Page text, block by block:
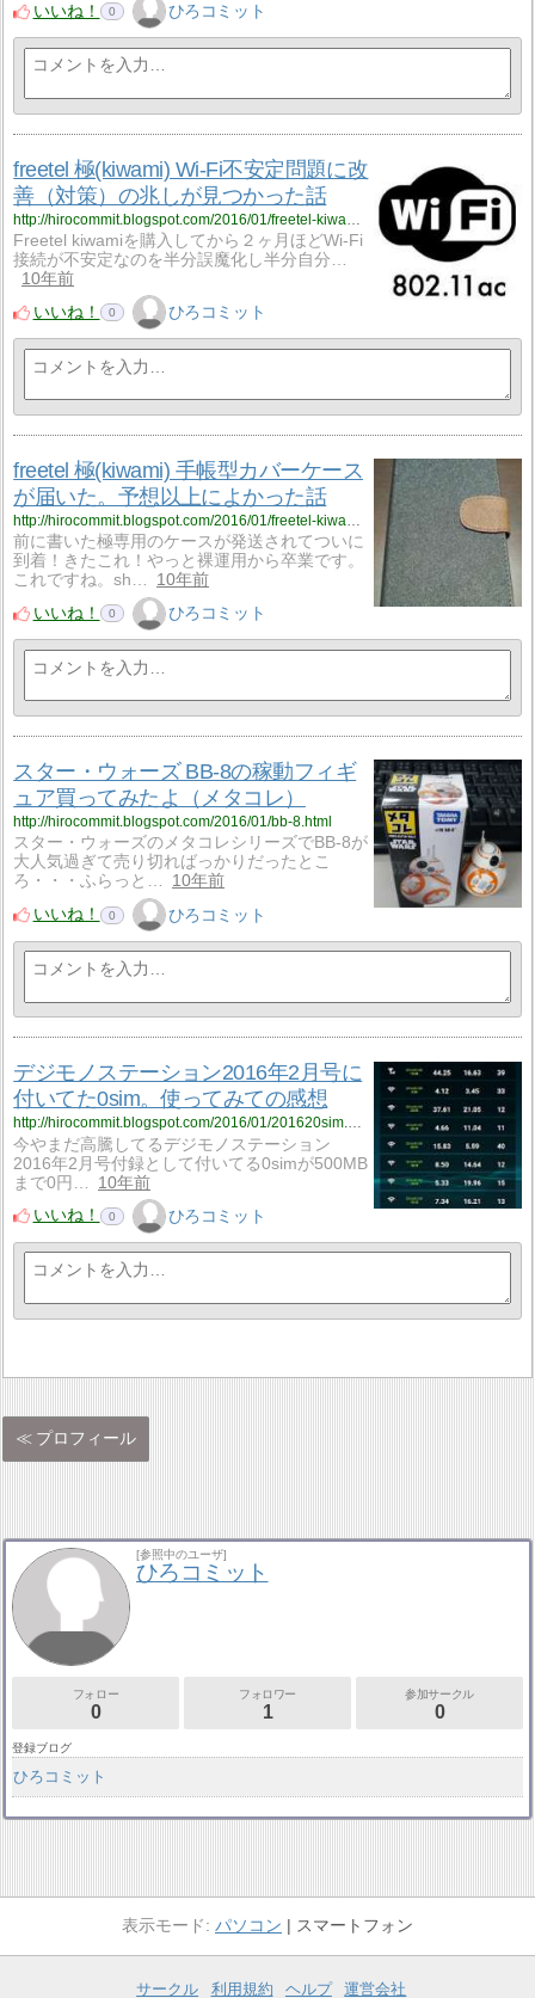
いいね！
0 ひろコミット
freetel 極(kiwami) Wi-Fi不安定問題に改
善（対策）の兆しが見つかった話
Freetel kiwamiを購入してから２ヶ月ほどWi-Fi
接続が不安定なのを半分誤魔化し半分自分…
10年前
いいね！
0 ひろコミット
freetel 極(kiwami) 手帳型カバーケース
が届いた。予想以上によかった話
http://hirocommit.blogspot.com/2016/01/freetel-kiwami.html
前に書いた極専用のケースが発送されてついに
到着！きたこれ！やっと裸運用から卒業です。
これですね。sh…
10年前
いいね！
0 ひろコミット
スター・ウォーズ BB-8の稼動フィギ
ュア買ってみたよ（メタコレ）
http://hirocommit.blogspot.com/2016/01/bb-8.html
スター・ウォーズのメタコレシリーズでBB-8が
大人気過ぎて売り切ればっかりだったとこ
ろ・・・ふらっと…
10年前
いいね！
0 ひろコミット
デジモノステーション2016年2月号に
付いてた0sim。使ってみての感想
http://hirocommit.blogspot.com/2016/01/201620sim.html
今やまだ高騰してるデジモノステーション
2016年2月号付録として付いてる0simが500MB
まで0円…
10年前
いいね！
0 ひろコミット
プロフィール
[参照中のユーザ]
ひろコミット
フォロー
0
フォロワー
1
参加サークル
0
登録ブログ
ひろコミット
パソコン スマートフォン
サークル 利用規約 ヘルプ 運営会社